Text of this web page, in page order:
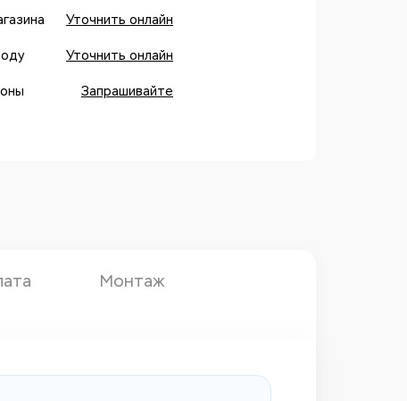
Уточнить онлайн
Уточнить онлайн
Запрашивайте
Монтаж